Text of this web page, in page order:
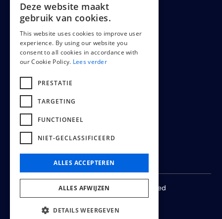
LEGAL
Cookiepolicy
Terms & conditions
© 2024 -2026All rights reserved
Deze website maakt
gebruik van cookies.
This website uses cookies to improve user
experience. By using our website you
consent to all cookies in accordance with
our Cookie Policy. Lees verder
PRESTATIE
TARGETING
FUNCTIONEEL
NIET-GECLASSIFICEERD
ALLES ACCEPTEREN
ALLES AFWIJZEN
DETAILS WEERGEVEN